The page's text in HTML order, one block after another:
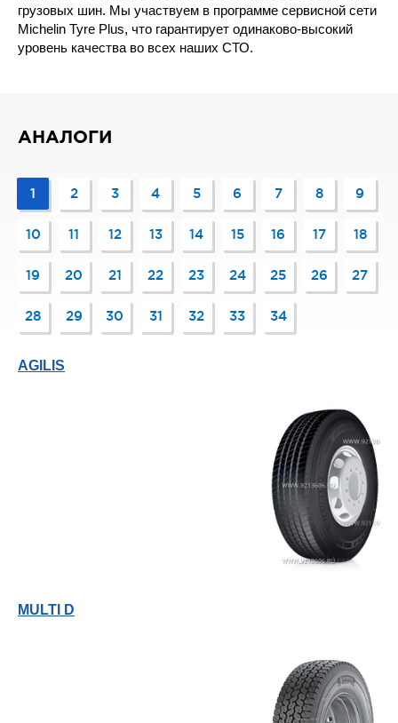
грузовых шин. Мы участвуем в программе сервисной сети
Michelin Tyre Plus, что гарантирует одинаково-высокий
уровень качества во всех наших СТО.
АНАЛОГИ
1 2 3 4 5 6 7 8 9
10 11 12 13 14 15 16 17 18
19 20 21 22 23 24 25 26 27
28 29 30 31 32 33 34
AGILIS
MULTI D